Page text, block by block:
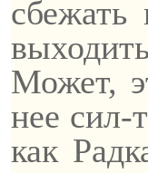
Может,
нее сил-
как